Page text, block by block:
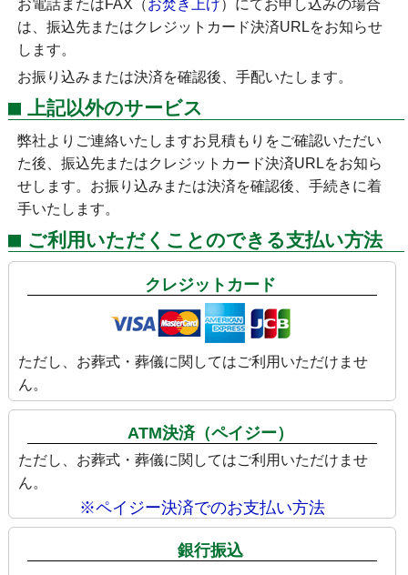
お電話またはFAX（お焚き上げ）にてお申し込みの場合
は、振込先またはクレジットカード決済URLをお知らせ
します。
お振り込みまたは決済を確認後、手配いたします。
上記以外のサービス
弊社よりご連絡いたしますお見積もりをご確認いただい
た後、振込先またはクレジットカード決済URLをお知ら
せします。お振り込みまたは決済を確認後、手続きに着
手いたします。
ご利用いただくことのできる支払い方法
クレジットカード
ただし、お葬式・葬儀に関してはご利用いただけませ
ん。
ATM決済（ペイジー）
ただし、お葬式・葬儀に関してはご利用いただけませ
ん。
※ペイジー決済でのお支払い方法
銀行振込